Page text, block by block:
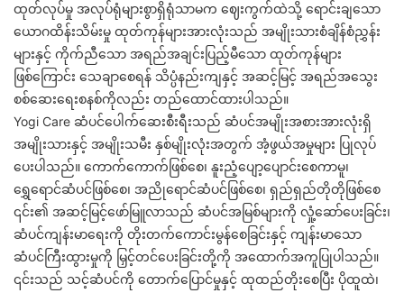
ထုတ်လုပ်မှု အလုပ်ရုံများစွာရှိရုံသာမက ဈေးကွက်ထဲသို့ ရောင်းချသော
ယောဂထိန်းသိမ်းမှု ထုတ်ကုန်များအားလုံးသည် အမျိုးသားစံချိန်စံညွှန်း
များနှင့် ကိုက်ညီသော အရည်အချင်းပြည့်မီသော ထုတ်ကုန်များ
ဖြစ်ကြောင်း သေချာစေရန် သိပ္ပံနည်းကျနှင့် အဆင့်မြင့် အရည်အသွေး
စစ်ဆေးရေးစနစ်ကိုလည်း တည်ထောင်ထားပါသည်။
Yogi Care ဆံပင်ပေါက်ဆေးစီးရီးသည် ဆံပင်အမျိုးအစားအားလုံးရှိ
အမျိုးသားနှင့် အမျိုးသမီး နှစ်မျိုးလုံးအတွက် အံ့ဖွယ်အမှုများ ပြုလုပ်
ပေးပါသည်။ ကောက်ကောက်ဖြစ်စေ၊ နူးညံ့ပျော့ပျောင်းစေကာမူ၊
ရွှေရောင်ဆံပင်ဖြစ်စေ၊ အညိုရောင်ဆံပင်ဖြစ်စေ၊ ရှည်ရှည်တိုတိုဖြစ်စေ
၎င်း၏ အဆင့်မြင့်ဖော်မြူလာသည် ဆံပင်အမြစ်များကို လှုံ့ဆော်ပေးခြင်း၊
ဆံပင်ကျန်းမာရေးကို တိုးတက်ကောင်းမွန်စေခြင်းနှင့် ကျန်းမာသော
ဆံပင်ကြီးထွားမှုကို မြှင့်တင်ပေးခြင်းတို့ကို အထောက်အကူပြုပါသည်။
၎င်းသည် သင့်ဆံပင်ကို တောက်ပြောင်မှုနှင့် ထုထည်တိုးစေပြီး ပိုထူထဲ၊